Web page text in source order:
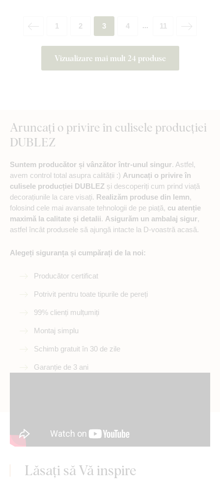
Vizualizare mai mult 24 produse
1 2 3 4 ... 11
Aruncați o privire în culisele producției
DUBLEZ
Suntem producător și vânzător într-unul singur. Astfel,
avem control total asupra calității :) Aruncați o privire în
culisele producției DUBLEZ și descoperiți cum prind viață
decorațiunile la care visați. Realizăm produse din lemn,
folosind cele mai avansate tehnologii de pe piață, cu atenție
maximă la calitate și detalii. Asigurăm un ambalaj sigur,
astfel încât produsele să ajungă intacte la D-voastră acasă.
Alegeți siguranța și cumpărați de la noi:
Producător certificat
Potrivit pentru toate tipurile de pereți
99% clienți mulțumiți
Montaj simplu
Schimb gratuit în 30 de zile
Garanție de 3 ani
Lăsați să Vă inspire